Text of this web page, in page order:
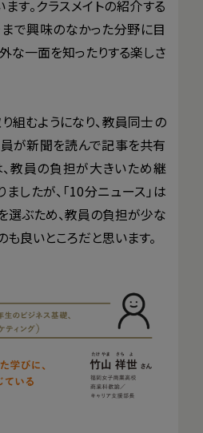
す。クラスメイトの紹介する
で興味のなかった分野に目
な一面を知ったりする楽しさ
組むようになり、教員同士の
が新聞を読んで記事を共有
教員の負担が大きいため継
したが、「10分ニュース」は
ぶため、教員の負担が少な
も良いところだと思います。